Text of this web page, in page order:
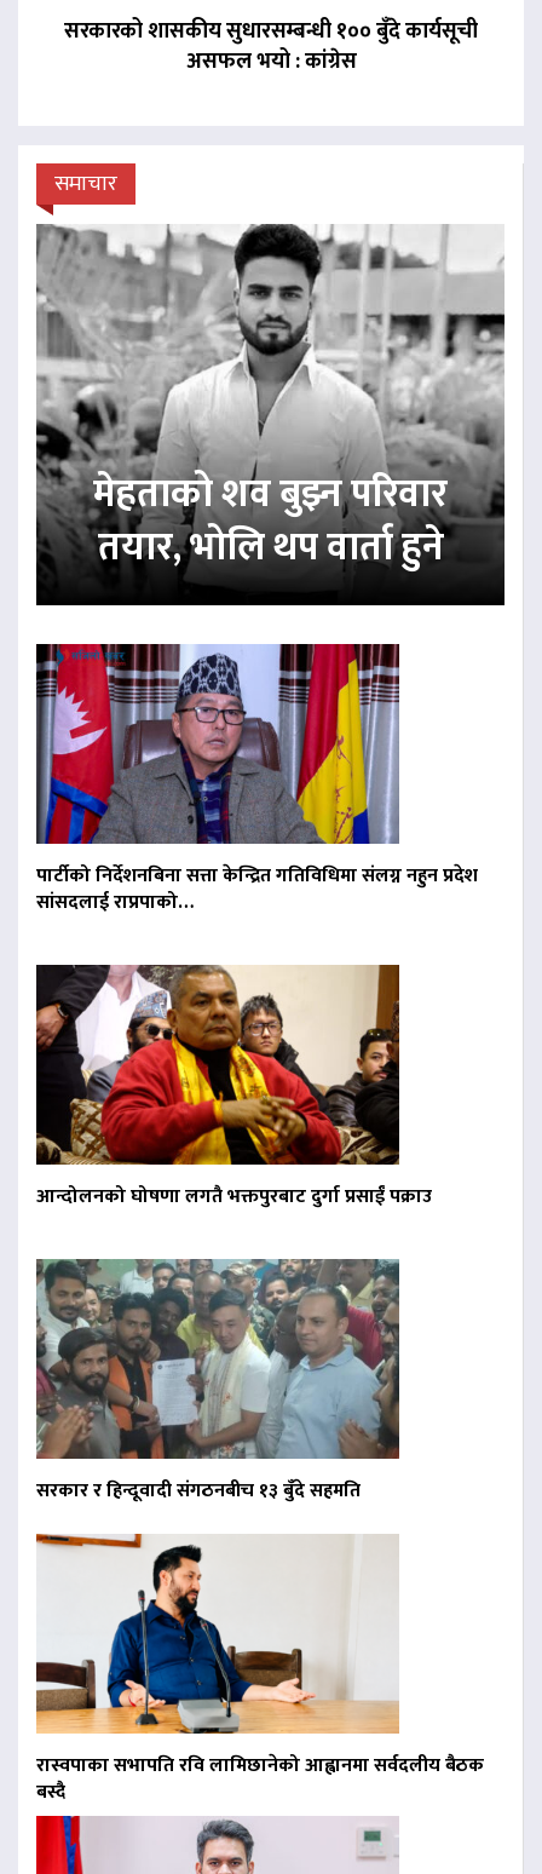
सरकारको शासकीय सुधारसम्बन्धी १०० बुँदे कार्यसूची
असफल भयो : कांग्रेस
समाचार
मेहताको शव बुझ्न परिवार
तयार, भोलि थप वार्ता हुने
पार्टीको निर्देशनबिना सत्ता केन्द्रित गतिविधिमा संलग्न नहुन प्रदेश
सांसदलाई राप्रपाको…
आन्दोलनको घोषणा लगतै भक्तपुरबाट दुर्गा प्रसाईं पक्राउ
सरकार र हिन्दूवादी संगठनबीच १३ बुँदे सहमति
रास्वपाका सभापति रवि लामिछानेको आह्वानमा सर्वदलीय बैठक
बस्दै